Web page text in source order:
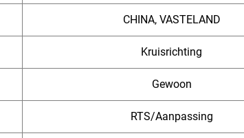
CHINA, VASTELAND
Kruisrichting
Gewoon
RTS/Aanpassing